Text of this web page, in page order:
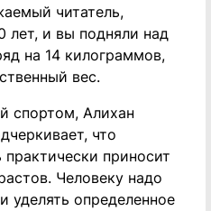
читатель,
лет, и вы подняли над
на 14 килограммов,
вес.
спортом, Алихан
что
приносит
Человеку надо
уделять определенное